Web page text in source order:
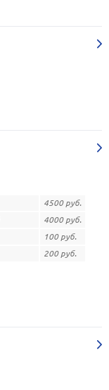
4500 руб.
4000 руб.
100 руб.
200 руб.